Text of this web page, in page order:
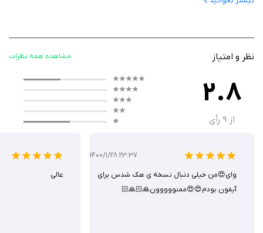
ادغام، افزودن موسیقی و افکت‌های بصری، ویدیوهای خلاقانه تولید کنند. این
برنامه با قابلیت‌های هوش مصنوعی، مانند تولید زیرنویس خودکار و حذف
پس‌زمینه، فرآیند خلق محتوا را ساده‌تر می‌کند.
این برنامه دارای رابط کاربری ساده و روان است که امکان ویرایش آسان ویدیوها
را فراهم می‌کند. کاربران می‌توانند ویدیوها و تصاویر را وارد کرده، آن‌ها را برش
مشاهده همه نظرات نظر و امتیاز
2.8
از 9 رأی
1400/1/28 23:37
وای😍من خیلی دنبال نسخه ی هک شدس برای
آیفون بودم😍😍ممنووووون🙏🏻🙏🏻
عالی